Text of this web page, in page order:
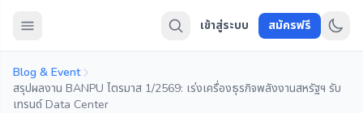
เข้าสู่ระบบ สมัครฟรี
Blog & Event
สรุปผลงาน BANPU ไตรมาส 1/2569: เร่งเครื่องธุรกิจพลังงานสหรัฐฯ รับ
เทรนด์ Data Center